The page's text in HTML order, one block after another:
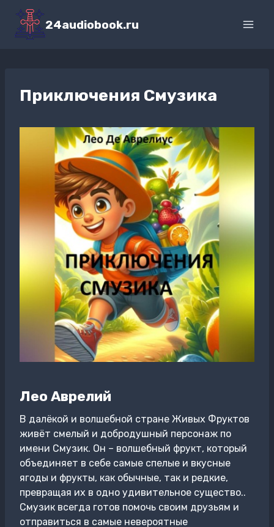
Перейти
содержимому
24audiobook.ru
Приключения Смузика
Лео Аврелий
В далёкой и волшебной стране Живых Фруктов
живёт смелый и добродушный персонаж по
имени Смузик. Он – волшебный фрукт, который
объединяет в себе самые спелые и вкусные
ягоды и фрукты, как обычные, так и редкие,
превращая их в одно удивительное существо..
Смузик всегда готов помочь своим друзьям и
отправиться в самые невероятные